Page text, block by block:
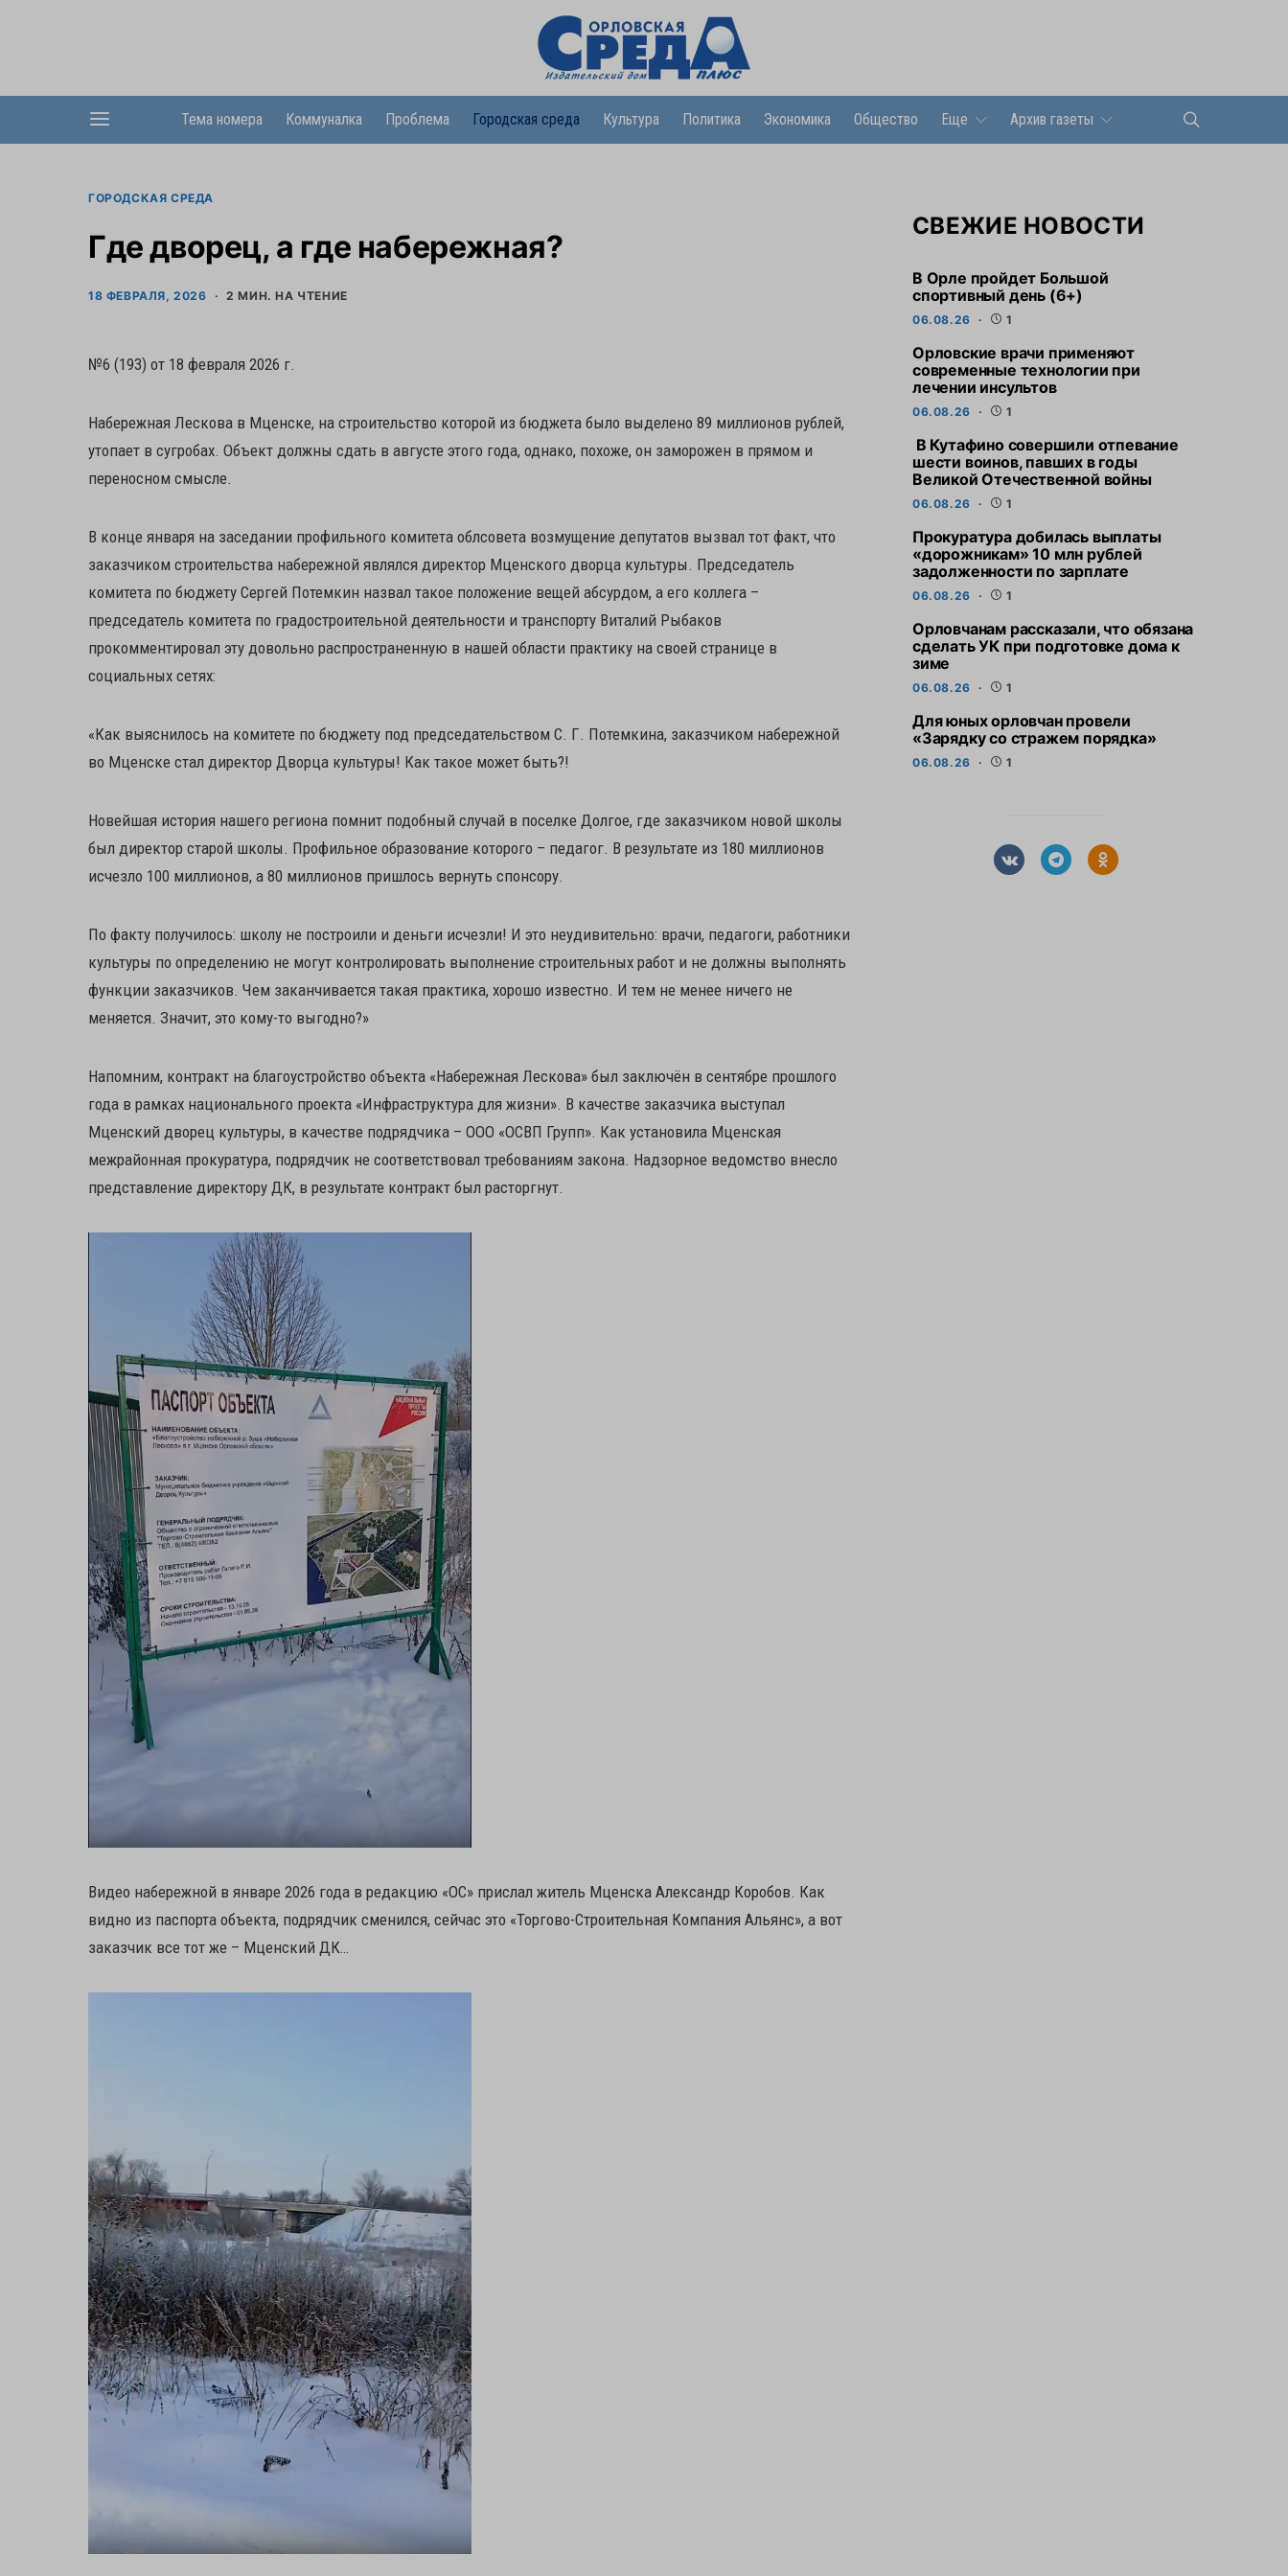
Тема номера Коммуналка Проблема Городская среда Культура Политика Экономика Общество Еще Архив газеты
ГОРОДСКАЯ СРЕДА
Где дворец, а где набережная?
18 ФЕВРАЛЯ, 2026 2 МИН. НА ЧТЕНИЕ
№6 (193) от 18 февраля 2026 г.
Набережная Лескова в Мценске, на строительство которой из бюджета было выделено 89 миллионов рублей,
утопает в сугробах. Объект должны сдать в августе этого года, однако, похоже, он заморожен в прямом и
переносном смысле.
В конце января на заседании профильного комитета облсовета возмущение депутатов вызвал тот факт, что
заказчиком строительства набережной являлся директор Мценского дворца культуры. Председатель
комитета по бюджету Сергей Потемкин назвал такое положение вещей абсурдом, а его коллега –
председатель комитета по градостроительной деятельности и транспорту Виталий Рыбаков
прокомментировал эту довольно распространенную в нашей области практику на своей странице в
социальных сетях:
«Как выяснилось на комитете по бюджету под председательством С. Г. Потемкина, заказчиком набережной
во Мценске стал директор Дворца культуры! Как такое может быть?!
Новейшая история нашего региона помнит подобный случай в поселке Долгое, где заказчиком новой школы
был директор старой школы. Профильное образование которого – педагог. В результате из 180 миллионов
исчезло 100 миллионов, а 80 миллионов пришлось вернуть спонсору.
По факту получилось: школу не построили и деньги исчезли! И это неудивительно: врачи, педагоги, работники
культуры по определению не могут контролировать выполнение строительных работ и не должны выполнять
функции заказчиков. Чем заканчивается такая практика, хорошо известно. И тем не менее ничего не
меняется. Значит, это кому-то выгодно?»
Напомним, контракт на благоустройство объекта «Набережная Лескова» был заключён в сентябре прошлого
года в рамках национального проекта «Инфраструктура для жизни». В качестве заказчика выступал
Мценский дворец культуры, в качестве подрядчика – ООО «ОСВП Групп». Как установила Мценская
межрайонная прокуратура, подрядчик не соответствовал требованиям закона. Надзорное ведомство внесло
представление директору ДК, в результате контракт был расторгнут.
Видео набережной в январе 2026 года в редакцию «ОС» прислал житель Мценска Александр Коробов. Как
видно из паспорта объекта, подрядчик сменился, сейчас это «Торгово-Строительная Компания Альянс», а вот
заказчик все тот же – Мценский ДК…
СВЕЖИЕ НОВОСТИ
В Орле пройдет Большой
спортивный день (6+)
06.08.26 1
Орловские врачи применяют
современные технологии при
лечении инсультов
06.08.26 1
В Кутафино совершили отпевание
шести воинов, павших в годы
Великой Отечественной войны
06.08.26 1
Прокуратура добилась выплаты
«дорожникам» 10 млн рублей
задолженности по зарплате
06.08.26 1
Орловчанам рассказали, что обязана
сделать УК при подготовке дома к
зиме
06.08.26 1
Для юных орловчан провели
«Зарядку со стражем порядка»
06.08.26 1